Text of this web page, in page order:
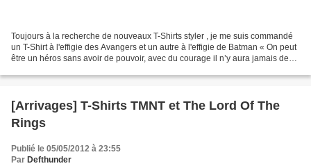
Toujours à la recherche de nouveaux T-Shirts styler , je me suis commandé
un T-Shirt à l'effigie des Avangers et un autre à l'effigie de Batman « On peut
être un héros sans avoir de pouvoir, avec du courage il n’y aura jamais de
[Arrivages] T-Shirts TMNT et The Lord Of The
Rings
Publié le 05/05/2012 à 23:55
Par Defthunder